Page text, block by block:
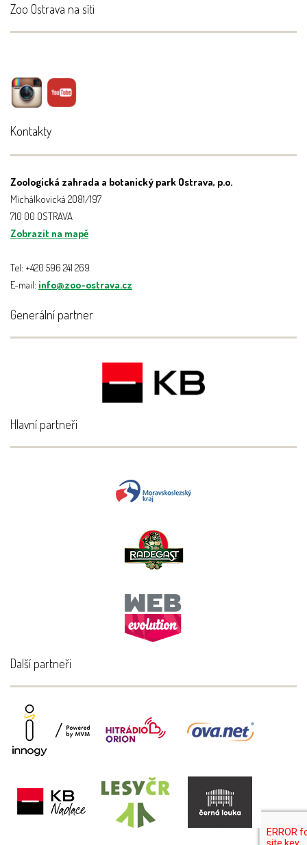
Zoo Ostrava na síti
Kontakty
Zoologická zahrada a botanický park Ostrava, p.o.
Michálkovická 2081/197
710 00 OSTRAVA
Zobrazit na mapě
Tel: +420 596 241 269
E-mail: info@zoo-ostrava.cz
Generální partner
Hlavní partneři
Další partneři